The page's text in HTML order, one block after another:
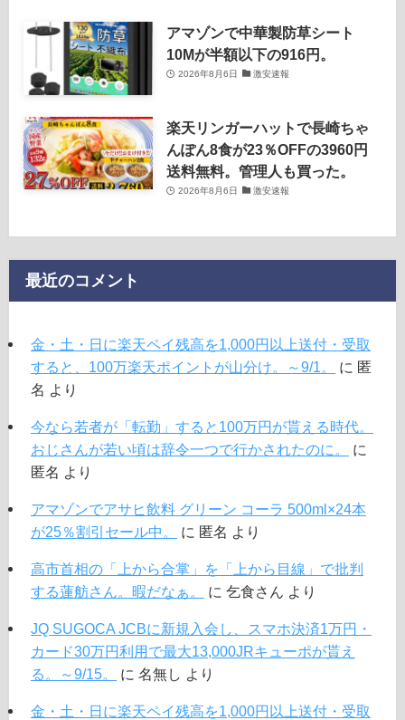
アマゾンで中華製防草シート
10Mが半額以下の916円。
2026年8月6日 激安速報
楽天リンガーハットで長崎ちゃ
んぽん8食が23％OFFの3960円
送料無料。管理人も買った。
2026年8月6日 激安速報
最近のコメント
金・土・日に楽天ペイ残高を1,000円以上送付・受取
すると、100万楽天ポイントが山分け。～9/1。
に 匿
名 より
今なら若者が「転勤」すると100万円が貰える時代。
おじさんが若い頃は辞令一つで行かされたのに。
に
匿名 より
アマゾンでアサヒ飲料 グリーン コーラ 500ml×24本
が25％割引セール中。
に 匿名 より
高市首相の「上から合掌」を「上から目線」で批判
する蓮舫さん。暇だなぁ。
に 乞食さん より
JQ SUGOCA JCBに新規入会し、スマホ決済1万円・
カード30万円利用で最大13,000JRキューポが貰え
る。～9/15。
に 名無し より
金・土・日に楽天ペイ残高を1,000円以上送付・受取